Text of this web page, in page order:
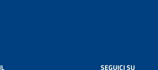
SEGUICI SU